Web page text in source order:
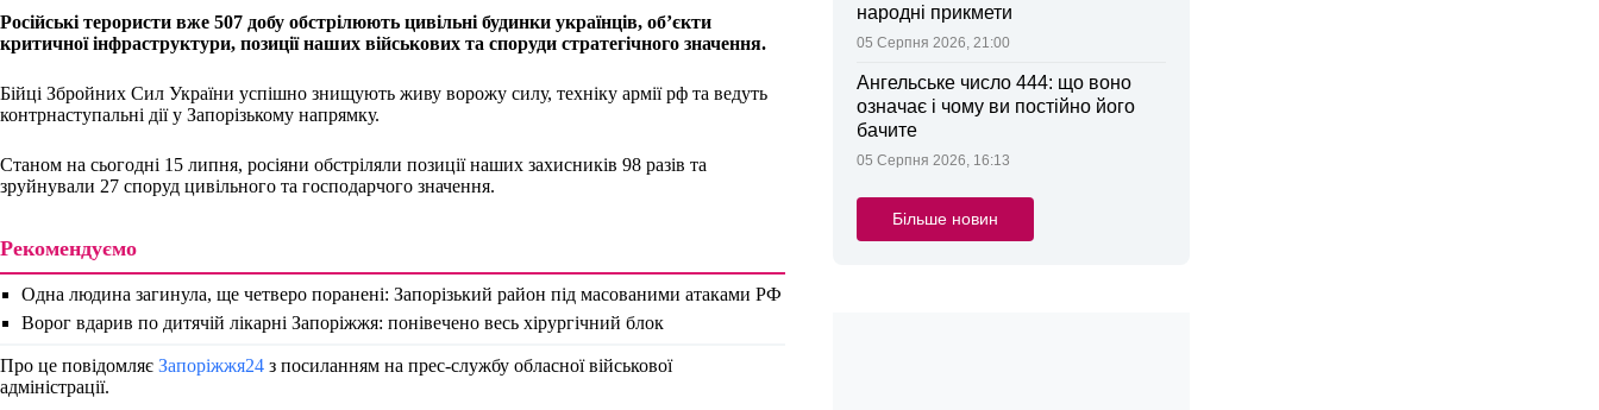
Російські терористи вже 507 добу обстрілюють цивільні будинки українців, об’єкти
критичної інфраструктури, позиції наших військових та споруди стратегічного значення.
Бійці Збройних Сил України успішно знищують живу ворожу силу, техніку армії рф та ведуть
контрнаступальні дії у Запорізькому напрямку.
Станом на сьогодні 15 липня, росіяни обстріляли позиції наших захисників 98 разів та
зруйнували 27 споруд цивільного та господарчого значення.
Рекомендуємо
Одна людина загинула, ще четверо поранені: Запорізький район під масованими атаками РФ
Ворог вдарив по дитячій лікарні Запоріжжя: понівечено весь хірургічний блок
Про це повідомляє Запоріжжя24 з посиланням на прес-службу обласної військової
адміністрації.
народні прикмети
05 Серпня 2026, 21:00
Ангельське число 444: що воно
означає і чому ви постійно його
бачите
05 Серпня 2026, 16:13
Більше новин